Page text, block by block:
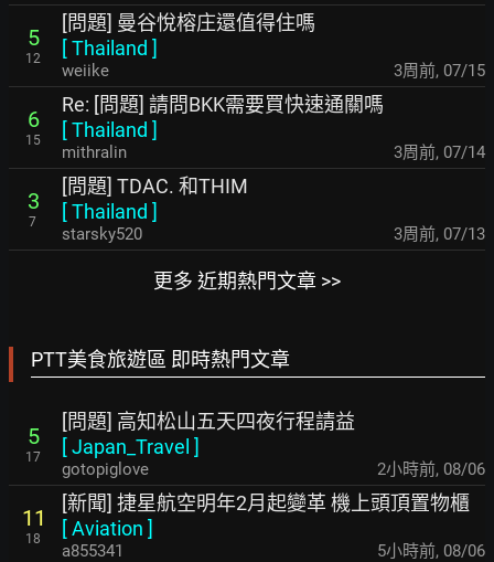
5
12
[問題] 曼谷悅榕庄還值得住嗎
[Thailand ]
weiike 3周前, 07/15
6
15
Re: [問題] 請問BKK需要買快速通關嗎
[Thailand ]
mithralin 3周前, 07/14
3
7
[問題] TDAC. 和THIM
[Thailand ]
starsky520 3周前, 07/13
更多 近期熱門文章 >>
PTT美食旅遊區 即時熱門文章
5
17
[問題] 高知松山五天四夜行程請益
[Japan_Travel ]
gotopiglove 2小時前, 08/06
11
18
[新聞] 捷星航空明年2月起變革 機上頭頂置物櫃
[Aviation ]
a855341 5小時前, 08/06